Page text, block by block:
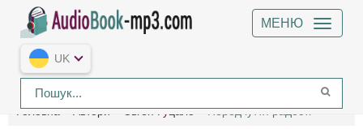
МЕНЮ
UK
Головна Автори Євген Гуцало Передчуття радості